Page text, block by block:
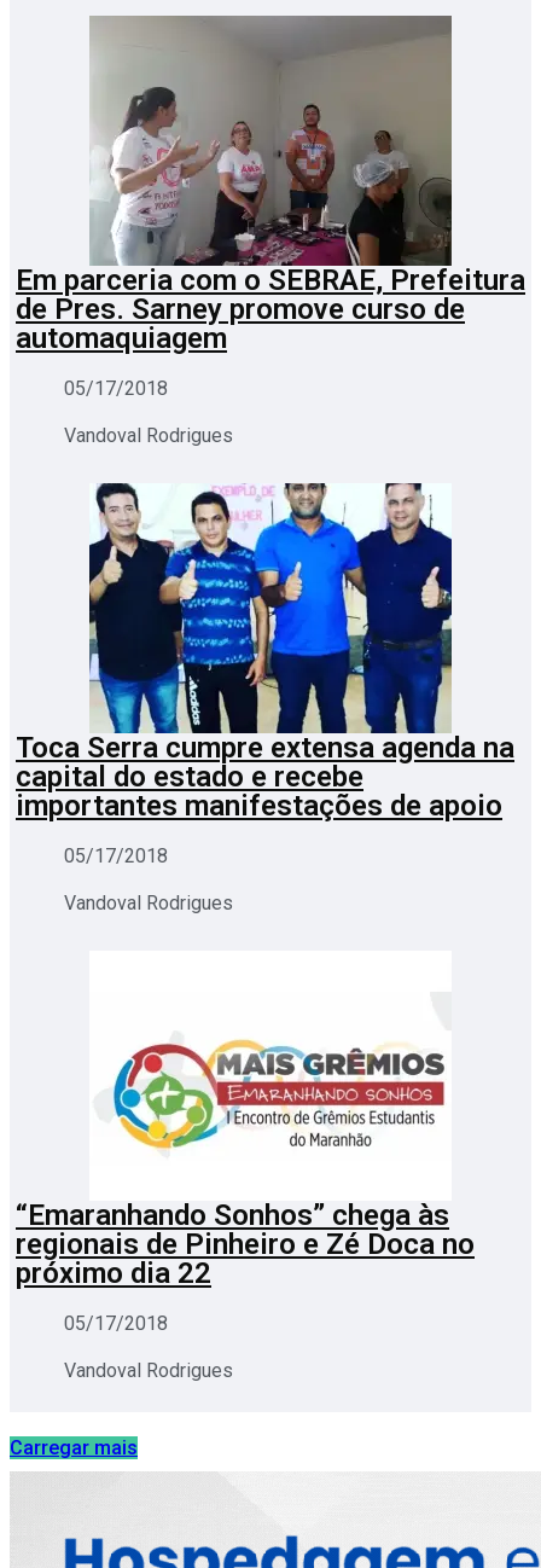
Em parceria com o SEBRAE, Prefeitura
de Pres. Sarney promove curso de
automaquiagem
05/17/2018
Vandoval Rodrigues
Toca Serra cumpre extensa agenda na
capital do estado e recebe
importantes manifestações de apoio
05/17/2018
Vandoval Rodrigues
“Emaranhando Sonhos” chega às
regionais de Pinheiro e Zé Doca no
próximo dia 22
05/17/2018
Vandoval Rodrigues
Carregar mais